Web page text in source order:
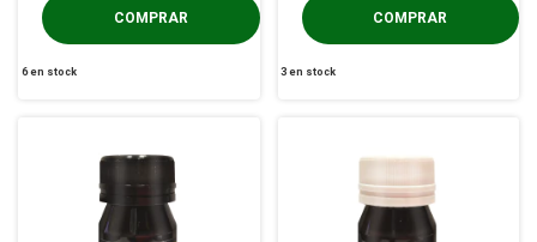
6en stock 3 en stock